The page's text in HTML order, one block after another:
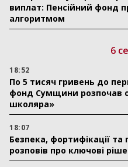
виплат: Пенсійний фонд
алгоритмом
6
18:52
По 5 тисяч гривень до
фонд Сумщини розпочав
школяра»
18:07
Безпека, фортифікації
розповів про ключові